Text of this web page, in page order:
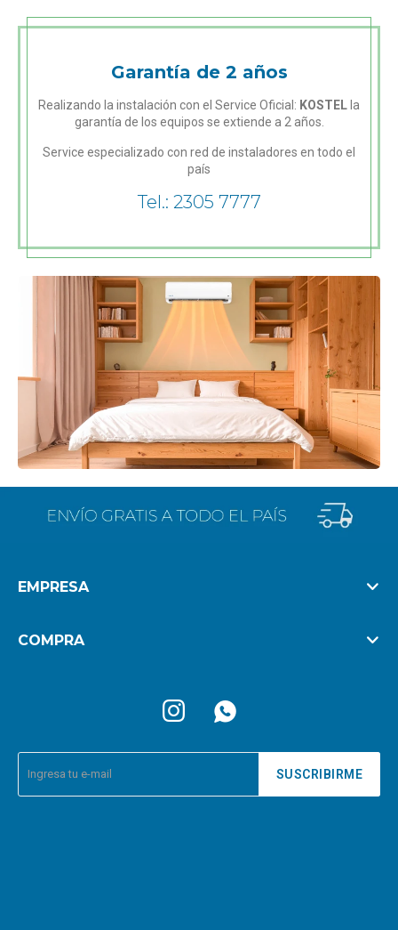
Garantía de 2 años
Realizando la instalación con el Service Oficial: KOSTEL la
garantía de los equipos se extiende a 2 años.
Service especializado con red de instaladores en todo el
país
Tel.: 2305 7777
 
SUSCRIBIRME
EMPRESA
COMPRA